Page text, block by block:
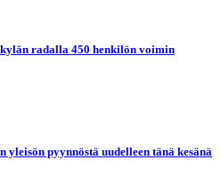
radalla 450 henkilön voimin
pyynnöstä uudelleen tänä kesänä